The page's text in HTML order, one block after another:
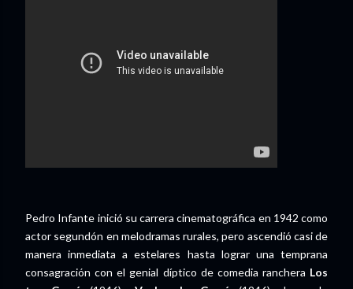
Pedro Infante inició su carrera cinematográfica en 1942 como
actor segundón en melodramas rurales, pero ascendió casi de
manera inmediata a estelares hasta lograr una temprana
consagración con el genial díptico de comedia ranchera Los